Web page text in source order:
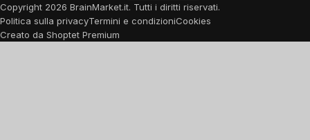
Copyright 2026 BrainMarket.it. Tutti i diritti riservati.
Politica sulla privacyTermini e condizioniCookies
Creato da Shoptet Premium